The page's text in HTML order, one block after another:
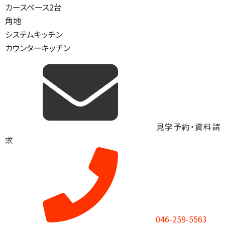
カースペース2台
角地
システムキッチン
カウンターキッチン
見学予約・資料請
求
046-259-5563